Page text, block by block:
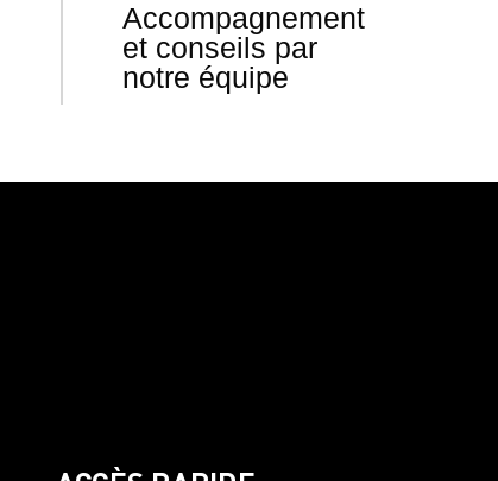
Accompagnement
et conseils par
notre équipe